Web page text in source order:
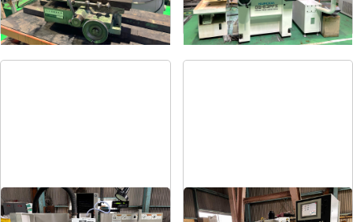
年 式- 年 式2015
平面研削盤 平面研削盤